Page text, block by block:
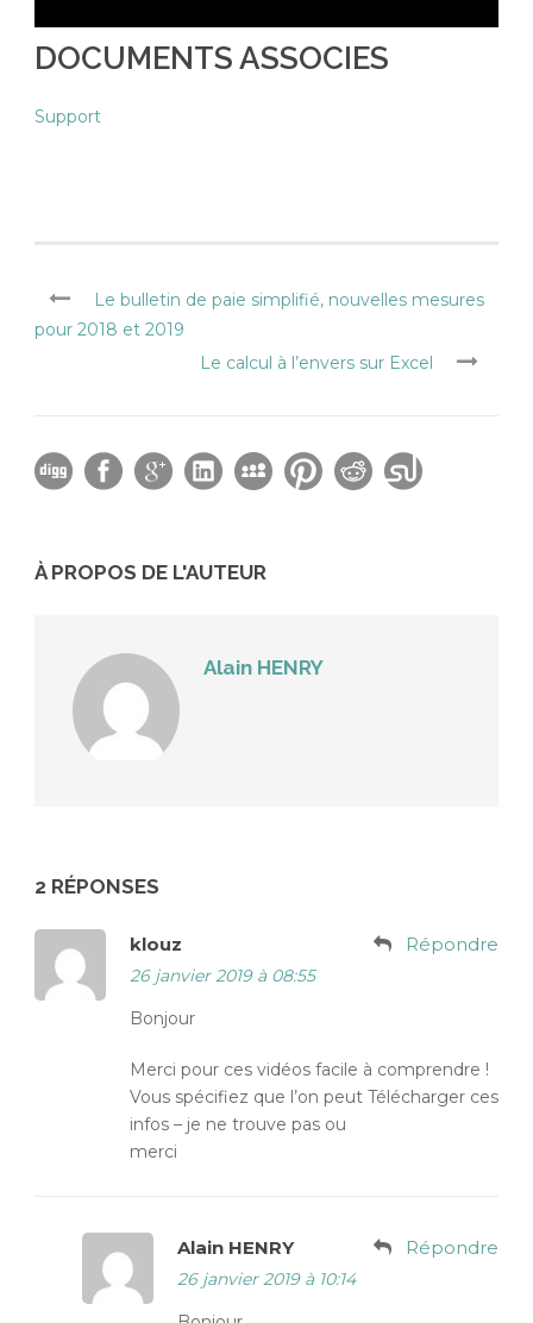
DOCUMENTS ASSOCIES
Support
Le bulletin de paie simplifié, nouvelles mesures
pour 2018 et 2019
Le calcul à l’envers sur Excel
À PROPOS DE L'AUTEUR
Alain HENRY
2 RÉPONSES
klouz
26 janvier 2019 à 08:55
Répondre
Bonjour
Merci pour ces vidéos facile à comprendre !
Vous spécifiez que l’on peut Télécharger ces
infos – je ne trouve pas ou
merci
Alain HENRY
26 janvier 2019 à 10:14
Répondre